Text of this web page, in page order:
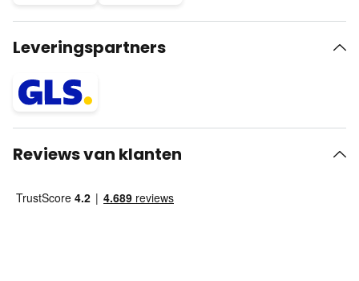
Leveringspartners
Reviews van klanten